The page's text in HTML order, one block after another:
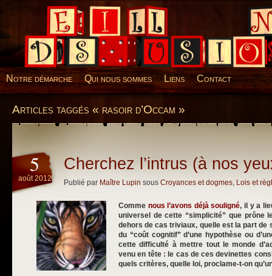
Desillusions
Notre démarche Qui nous sommes Liens Contact
Articles taggés « rasoir d’Occam »
5
août 2012
Cherchez l’intrus (à nos
Publié par Maître Lupin sous Croyances et dogmes, Lois et
Comme nous l’avons déjà souligné, il y a
universel de cette “simplicité” que prône
dehors de cas triviaux, quelle est la part
du “coût cognitif” d’une hypothèse ou
cette difficulté à mettre tout le monde
venu en tête : le cas de ces devinettes
quels critères, quelle loi, proclame-t-on